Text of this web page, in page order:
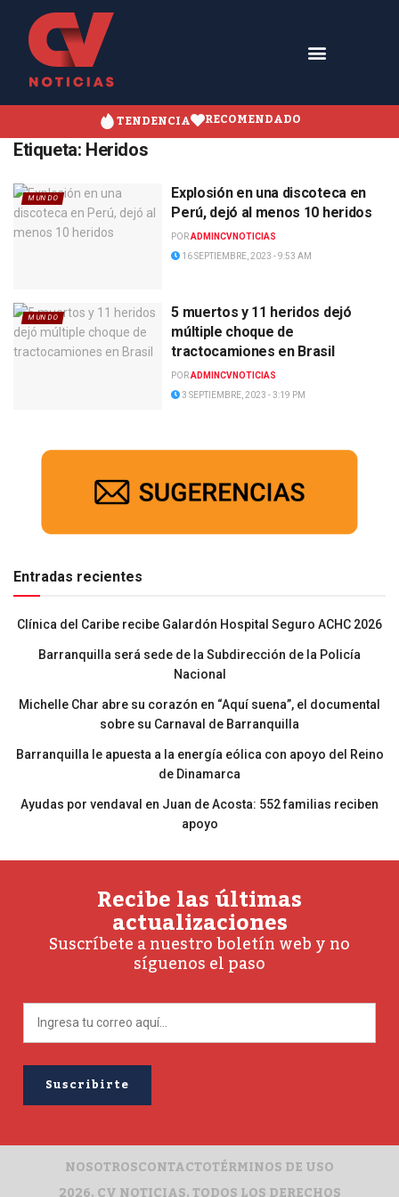
TENDENCIA RECOMENDADO
Etiqueta: Heridos
MUNDO
Explosión en una discoteca en
Perú, dejó al menos 10 heridos
PORADMINCVNOTICIAS
16 SEPTIEMBRE, 2023 - 9:53 AM
MUNDO
5 muertos y 11 heridos dejó
múltiple choque de
tractocamiones en Brasil
PORADMINCVNOTICIAS
3 SEPTIEMBRE, 2023 - 3:19 PM
Entradas recientes
Clínica del Caribe recibe Galardón Hospital Seguro ACHC 2026
Barranquilla será sede de la Subdirección de la Policía
Nacional
Michelle Char abre su corazón en “Aquí suena”, el documental
sobre su Carnaval de Barranquilla
Barranquilla le apuesta a la energía eólica con apoyo del Reino
de Dinamarca
Ayudas por vendaval en Juan de Acosta: 552 familias reciben
apoyo
Recibe las últimas
actualizaciones
Suscríbete a nuestro boletín web y no
síguenos el paso
NOSOTROSCONTACTOTÉRMINOS DE USO